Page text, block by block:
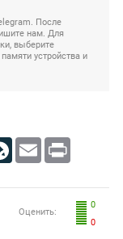
После
нам. Для
выберите
устройства и
LiveJournal
Email Print
0
0
Оценить: